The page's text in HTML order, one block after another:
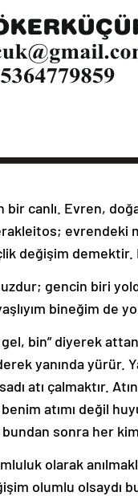
canlı. Evren,
evrendeki
değişim
gencin biri
bineğim de
bin” diyerek
yanında yürür.
atı çalmaktır.
atımı değil
sonra her
olarak
olumlu olsaydı